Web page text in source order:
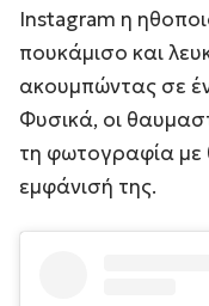
Instagram η
πουκάμισο και
ακουμπώντας σε
Φυσικά, οι
τη φωτογραφία με
εμφάνισή της.